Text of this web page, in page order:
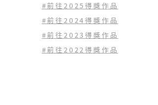
#前往2025得獎作品
#前往2024得獎作品
#前往2023得獎作品
#前往2022得獎作品